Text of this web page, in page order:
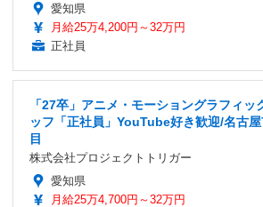
愛知県
月給25万4,200円～32万円
正社員
「27卒」アニメ・モーショングラフィッ
ッフ「正社員」YouTube好き歓迎/名古
目
株式会社プロジェクトトリガー
愛知県
月給25万4,700円～32万円